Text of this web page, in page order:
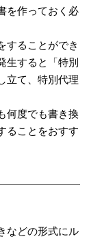
を作っておく必
することができ
生すると「特別
立て、特別代理
何度でも書き換
ることをおすす
などの形式にル